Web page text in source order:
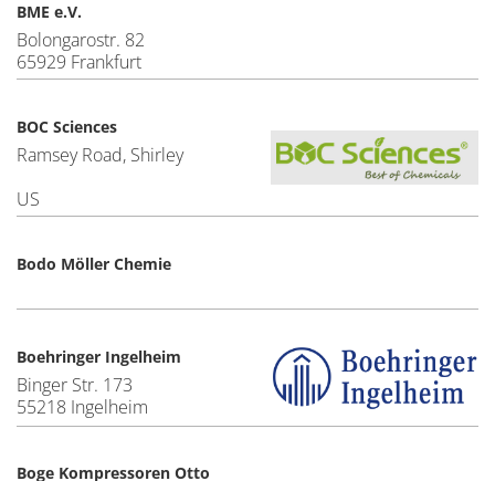
BME e.V.
Bolongarostr. 82
65929 Frankfurt
BOC Sciences
Ramsey Road, Shirley
US
Bodo Möller Chemie
Boehringer Ingelheim
Binger Str. 173
55218 Ingelheim
Boge Kompressoren Otto